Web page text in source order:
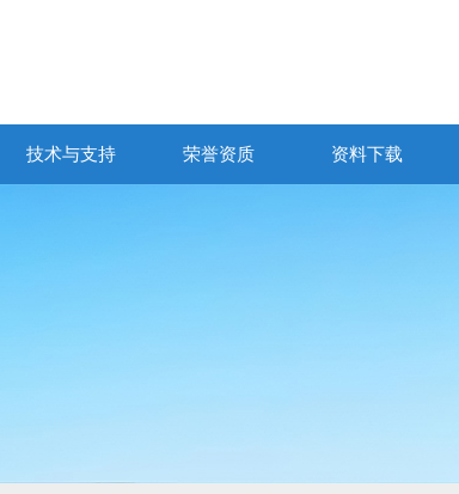
技术与支持 荣誉资质 资料下载